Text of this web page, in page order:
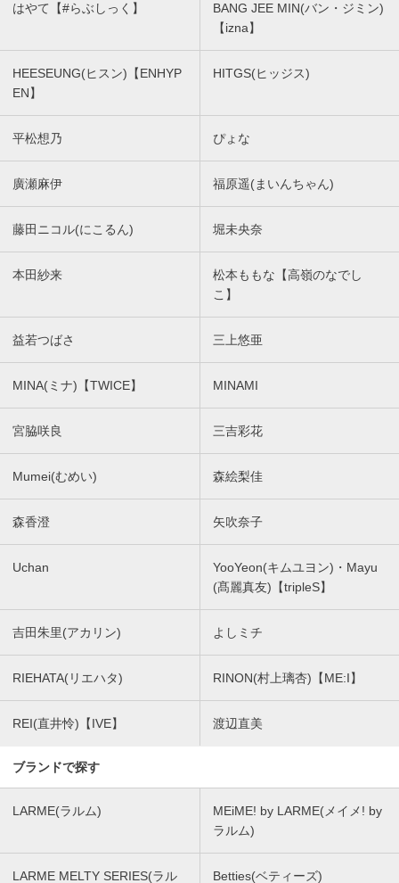
はやて【#らぶしっく】
BANG JEE MIN(バン・ジミン)
【izna】
HEESEUNG(ヒスン)【ENHYP
EN】
HITGS(ヒッジス)
平松想乃 ぴょな
廣瀬麻伊 福原遥(まいんちゃん)
藤田ニコル(にこるん) 堀未央奈
本田紗来
松本ももな【高嶺のなでし
こ】
益若つばさ 三上悠亜
MINA(ミナ)【TWICE】 MINAMI
宮脇咲良 三吉彩花
Mumei(むめい) 森絵梨佳
森香澄 矢吹奈子
Uchan
YooYeon(キムユヨン)・Mayu
(髙麗真友)【tripleS】
吉田朱里(アカリン) よしミチ
RIEHATA(リエハタ) RINON(村上璃杏)【ME:I】
REI(直井怜)【IVE】 渡辺直美
ブランドで探す
LARME(ラルム)
MEiME! by LARME(メイメ! by
ラルム)
LARME MELTY SERIES(ラル Betties(ベティーズ)